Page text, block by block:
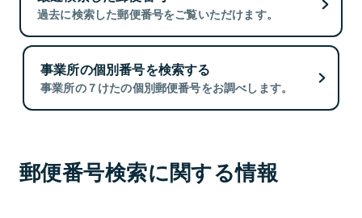
過去に検索した郵便番号をご覧いただけます。
事業所の個別番号を検索する
事業所の７けたの個別郵便番号をお調べします。
郵便番号検索に関する情報